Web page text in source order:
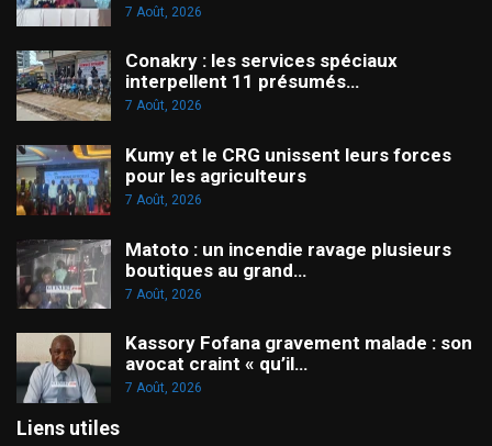
7 Août, 2026
Conakry : les services spéciaux
interpellent 11 présumés…
7 Août, 2026
Kumy et le CRG unissent leurs forces
pour les agriculteurs
7 Août, 2026
Matoto : un incendie ravage plusieurs
boutiques au grand…
7 Août, 2026
Kassory Fofana gravement malade : son
avocat craint « qu’il…
7 Août, 2026
Liens utiles